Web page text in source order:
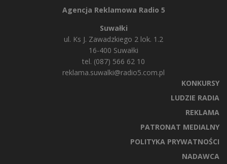
Agencja Reklamowa Radio 5
Suwałki
ul. Ks J. Zawadzkiego 2 lok. 1.2
16-400 Suwałki
tel. (087) 566 62 10
reklama.suwalki@radio5.com.pl
KONKURSY
LUDZIE RADIA
REKLAMA
PATRONAT MEDIALNY
POLITYKA PRYWATNOŚCI
NADAWCA